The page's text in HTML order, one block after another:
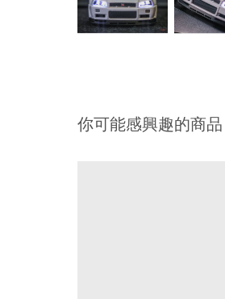
你可能感興趣的商品